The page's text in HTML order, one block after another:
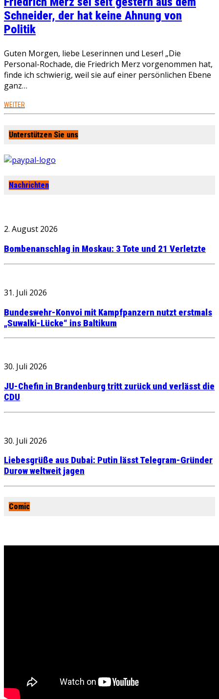
Schneider, der hat keine Ahnung von
Politik
Guten Morgen, liebe Leserinnen und Leser! „Die
Personal-Rochade, die Friedrich Merz vorgenommen hat,
finde ich schwierig, weil sie auf einer persönlichen Ebene
ganz…
WEITER
Unterstützen Sie uns
Nachrichten
2. August 2026
Bombenanschlag in Moskau: 3 Tote und 21 Verletzte
31. Juli 2026
Bundeswehr-Konvoi mit Kampfpanzern nutzt erstmals
„Suwalki-Lücke“ ins Baltikum
30. Juli 2026
JU-Chefin in Brandenburg tritt zurück und verlässt die
CDU
30. Juli 2026
Liebesgrüße aus Dubai: Putin lässt Telegram-Gründer
Durow weltweit jagen
Comic